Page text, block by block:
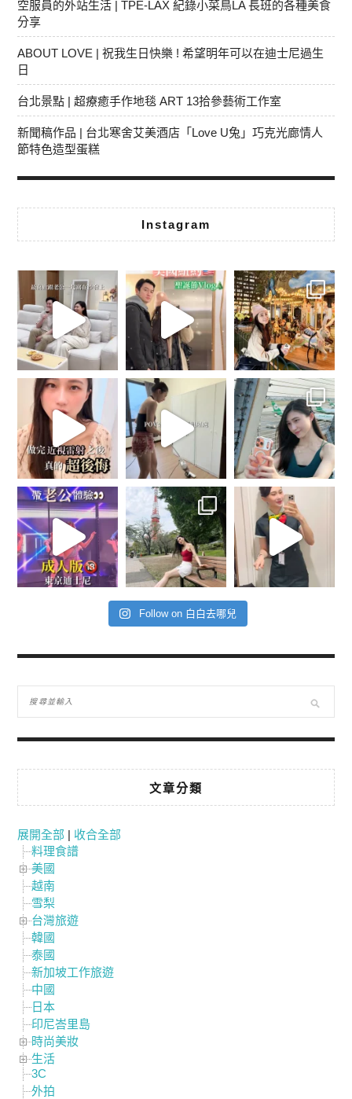
空服員的外站生活 | TPE-LAX 紀錄小菜鳥LA 長班的各種美食
分享
ABOUT LOVE | 祝我生日快樂 ! 希望明年可以在迪士尼過生
日
台北景點 | 超療癒手作地毯 ART 13拾參藝術工作室
新聞稿作品 | 台北寒舍艾美酒店「Love U兔」巧克光廊情人
節特色造型蛋糕
Instagram
Follow on 白白去哪兒
文章分類
展開全部 | 收合全部
料理食譜
美國
越南
雪梨
台灣旅遊
韓國
泰國
新加坡工作旅遊
中國
日本
印尼峇里島
時尚美妝
生活
3C
外拍